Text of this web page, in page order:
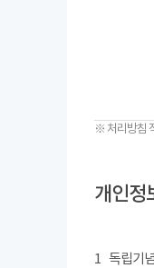
※ 처리방침
개인정
1 독립기